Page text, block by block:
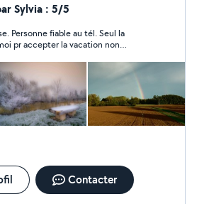
? Je vous propose mes
à domicile pour un intérieur
et
garder le cap dans la durée
et alentours Sur
Sylvia : 5/5
Personne fiable au tél. Seul la
pr accepter la vacation non
Contacter